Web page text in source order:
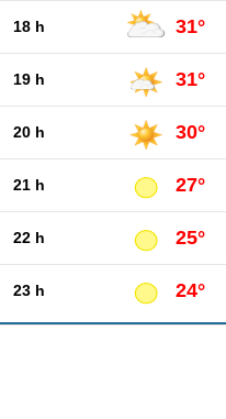
18 h 31°
19 h 31°
20 h 30°
21 h 27°
22 h 25°
23 h 24°